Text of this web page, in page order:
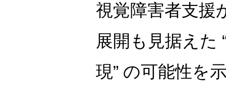
視覚障害者支援
展開も見据えた
現” の可能性を